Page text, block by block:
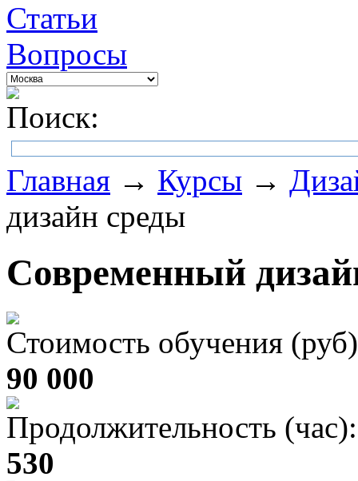
Статьи
Вопросы
Поиск:
Главная → Курсы →
дизайн среды
Современный
Стоимость обучения
90 000
Продолжительность (час):
530